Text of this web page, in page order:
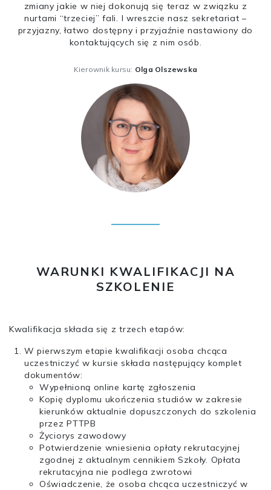
zmiany jakie w niej dokonują się teraz w związku z
nurtami “trzeciej” fali. I wreszcie nasz sekretariat –
przyjazny, łatwo dostępny i przyjaźnie nastawiony do
kontaktujących się z nim osób.
Kierownik kursu: Olga Olszewska
WARUNKI KWALIFIKACJI NA
SZKOLENIE
Kwalifikacja składa się z trzech etapów:
W pierwszym etapie kwalifikacji osoba chcąca
uczestniczyć w kursie składa następujący komplet
dokumentów:
Wypełnioną online kartę zgłoszenia
Kopię dyplomu ukończenia studiów w zakresie
kierunków aktualnie dopuszczonych do szkolenia
przez PTTPB
Życiorys zawodowy
Potwierdzenie wniesienia opłaty rekrutacyjnej
zgodnej z aktualnym cennikiem Szkoły. Opłata
rekrutacyjna nie podlega zwrotowi
Oświadczenie, że osoba chcąca uczestniczyć w